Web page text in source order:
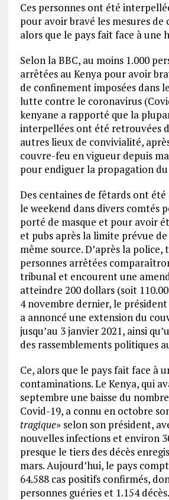
Ces personnes ont été
pour avoir bravé les mesures de
alors que le pays fait face à une
Selon la BBC, au moins 1.000
arrêtées au Kenya pour avoir
de confinement imposées dans
lutte contre le coronavirus
kenyane a rapporté que la
interpellées ont été retrouvées
autres lieux de convivialité,
couvre-feu en vigueur depuis
pour endiguer la propagation
Des centaines de fêtards ont
le weekend dans divers comtés
porté de masque et pour avoir
et pubs après la limite prévue
même source. D’après la police,
personnes arrêtées
tribunal et encourent une
atteindre 200 dollars (soit
4 novembre dernier, le
a annoncé une extension du
jusqu’au 3 janvier 2021, ainsi
des rassemblements politiques
Ce, alors que le pays fait face à
contaminations. Le Kenya, qui
septembre une baisse du
Covid-19, a connu en octobre
tragique» selon son président,
nouvelles infections et environ
presque le tiers des décès
mars. Aujourd’hui, le pays
64.588 cas positifs confirmés,
personnes guéries et 1.154 décès.